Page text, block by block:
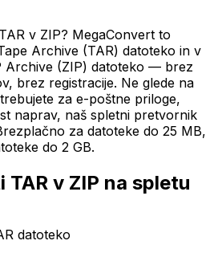
v ZIP? MegaConvert to
Archive (TAR) datoteko in v
Archive (ZIP) datoteko — brez
brez registracije. Ne glede na
za e-poštne priloge,
naprav, naš spletni pretvornik
za datoteke do 25 MB,
do 2 GB.
v ZIP na spletu
datoteko